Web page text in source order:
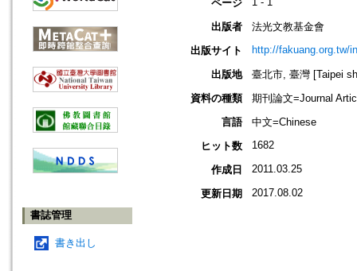
書誌管理
書き出し
ページ
出版者
法光文教基金會
出版サイト
http://fakuang.org.tw/
出版地
臺北市, 臺灣 [Taipei
資料の種類
期刊論文=Journal
言語
中文=Chinese
ヒット数
1682
作成日 2011.03.25
更新日期 2017.08.02